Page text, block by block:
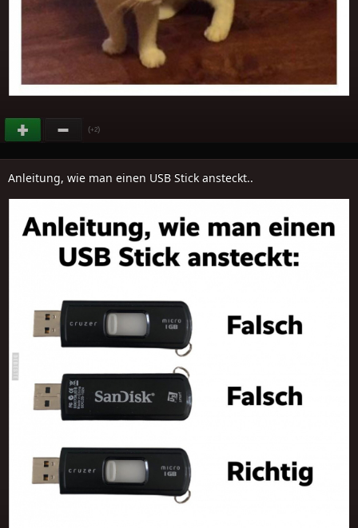
(+2)
Anleitung, wie man einen USB Stick ansteckt..